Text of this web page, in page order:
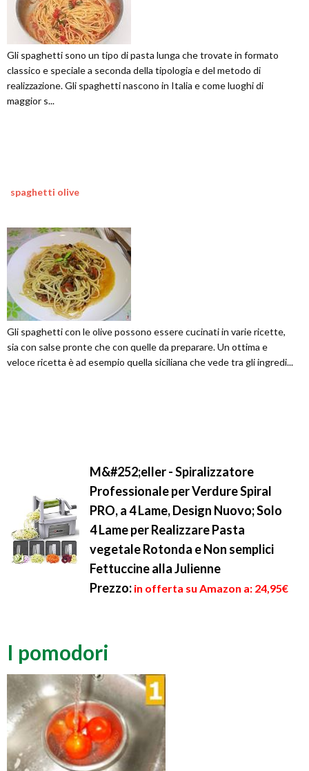
Gli spaghetti sono un tipo di pasta lunga che trovate in formato
classico e speciale a seconda della tipologia e del metodo di
realizzazione. Gli spaghetti nascono in Italia e come luoghi di
maggior s...
spaghetti olive
Gli spaghetti con le olive possono essere cucinati in varie ricette,
sia con salse pronte che con quelle da preparare. Un ottima e
veloce ricetta è ad esempio quella siciliana che vede tra gli ingredi...
M&#252;eller - Spiralizzatore
Professionale per Verdure Spiral
PRO, a 4 Lame, Design Nuovo; Solo
4 Lame per Realizzare Pasta
vegetale Rotonda e Non semplici
Fettuccine alla Julienne
Prezzo: in offerta su Amazon a: 24,95€
I pomodori